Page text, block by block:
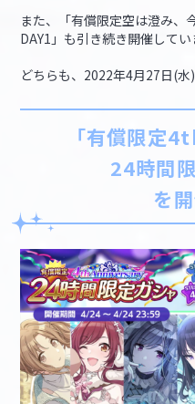
また、「有償限定空は澄み、
DAY1」も引き続き開催してい
どちらも、2022年4月27日(水
「有償限
24時間
を